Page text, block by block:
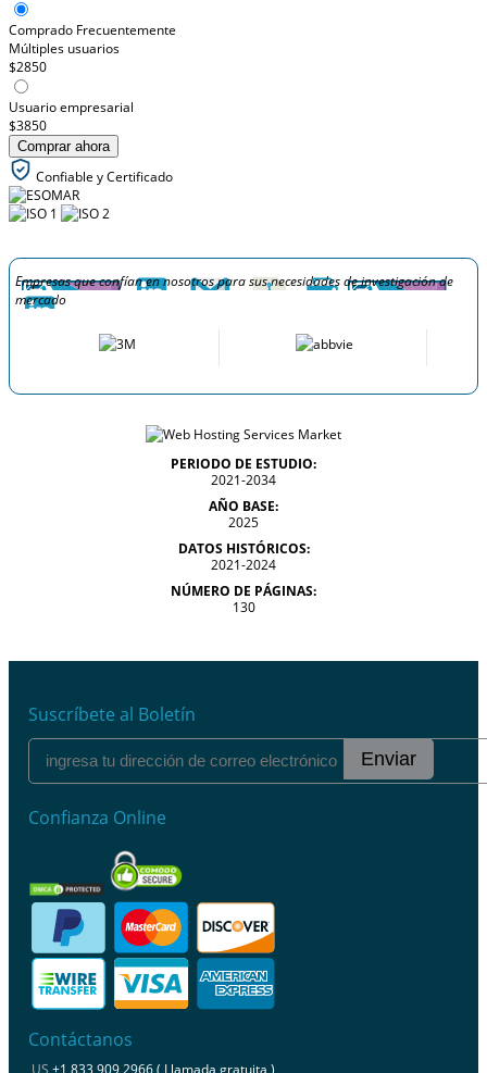
Comprado Frecuentemente
Múltiples usuarios
$2850
Usuario empresarial
$3850
Comprar ahora
Confiable y Certificado
Empresas que confían en nosotros para sus necesidades de investigación de
mercado
PERIODO DE ESTUDIO:
2021-2034
AÑO BASE:
2025
DATOS HISTÓRICOS:
2021-2024
NÚMERO DE PÁGINAS:
130
Suscríbete al Boletín
Enviar
Confianza Online
Contáctanos
US +1 833 909 2966 ( Llamada gratuita )